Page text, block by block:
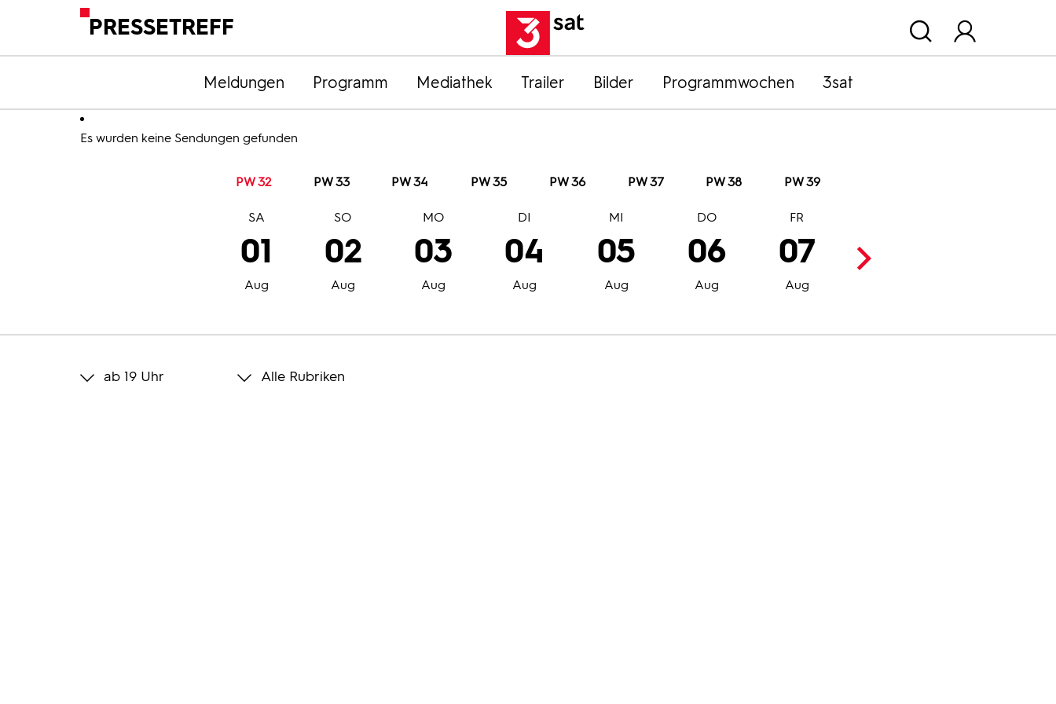
PRESSETREFF
Meldungen Programm Mediathek Trailer Bilder Programmwochen 3sat
Es wurden keine Sendungen gefunden
PW 32 PW 33 PW 34 PW 35 PW 36 PW 37 PW 38 PW 39
01
Aug
SA
02
Aug
SO
03
Aug
MO
04
Aug
DI
05
Aug
MI
06
Aug
DO
07
Aug
FR
08
ab 19 Uhr Alle Rubriken